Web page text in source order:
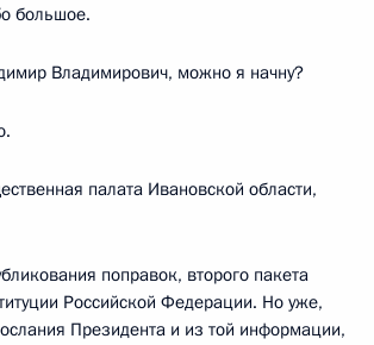
большое.
Владимирович, можно я начну?
палата Ивановской области,
поправок, второго пакета
Российской Федерации. Но уже,
Президента и из той информации,